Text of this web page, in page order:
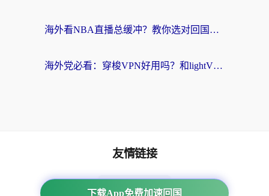
海外看NBA直播总缓冲？教你选对回国加速器，无缝看球还能刷国内剧
海外党必看：穿梭VPN好用吗？和lightVPN对比哪个回国效果更好？附真实体验与选择指南
下载App免费加速回国
友情链接
海外回国加速器